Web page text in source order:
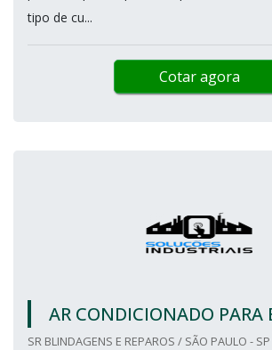
tipo de cu...
Cotar agora
AR CONDICIONADO PARA
SR BLINDAGENS E REPAROS / SÃO PAULO - SP